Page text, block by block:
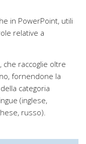
in PowerPoint, utili
relative a
, che raccoglie oltre
fornendone la
categoria
(inglese,
russo).